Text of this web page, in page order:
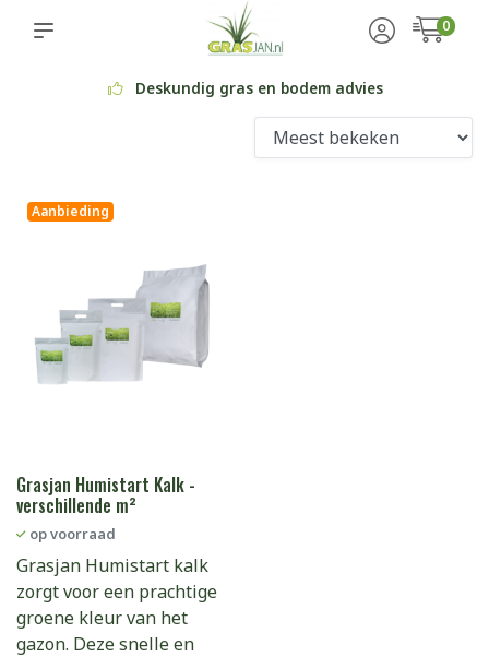
0
gras en bodem advies
Aanbieding
Grasjan Humistart Kalk -
verschillende m²
op voorraad
Grasjan Humistart kalk
zorgt voor een prachtige
groene kleur van het
gazon. Deze snelle en